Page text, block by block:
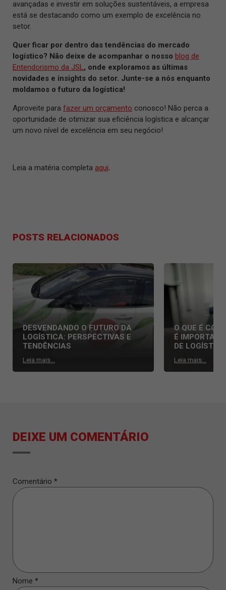
avançadas e investir em soluções sustentáveis, a empresa
está se destacando como um exemplo de excelência no
setor.
Quer ficar por dentro das tendências do mercado
logístico? Não deixe de acompanhar o nosso blog de
Entendorismo da JSL, onde exploramos as últimas
novidades e insights do setor. Junte-se a nós enquanto
moldamos o futuro da logística!
Aproveite para fazer um orçamento conosco! Não perca a
oportunidade de otimizar sua eficiência logística e alcançar
um novo nível de excelência em seu negócio!
Leia a matéria completa aqui.
POSTS RELACIONADOS
DESVENDANDO O FUTURO DA
LOGÍSTICA: PERSPECTIVAS E
TENDÊNCIAS
Leia mais...
O QUE É
É
DE
Leia mais...
DEIXE UM COMENTÁRIO
Comentário *
Nome *